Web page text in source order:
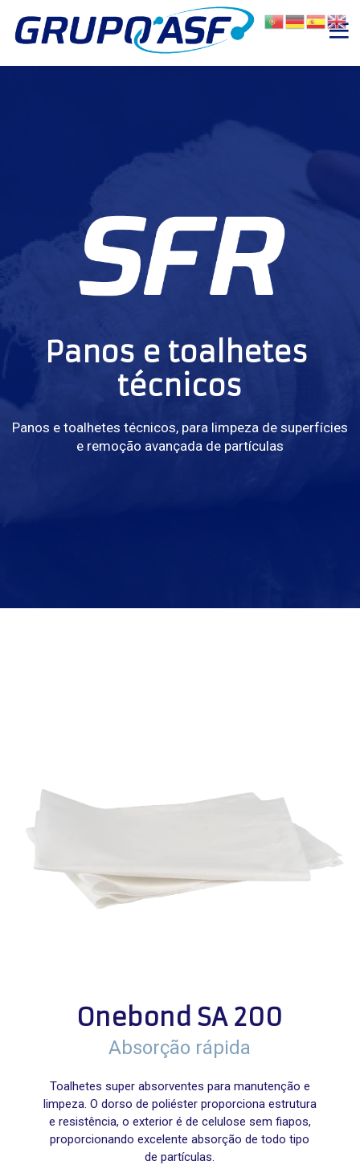
Panos e toalhetes
técnicos
Panos e toalhetes técnicos, para limpeza de superfícies
e remoção avançada de partículas
Onebond SA 200
Absorção rápida
Toalhetes super absorventes para manutenção e
limpeza. O dorso de poliéster proporciona estrutura
e resistência, o exterior é de celulose sem fiapos,
proporcionando excelente absorção de todo tipo
de partículas.